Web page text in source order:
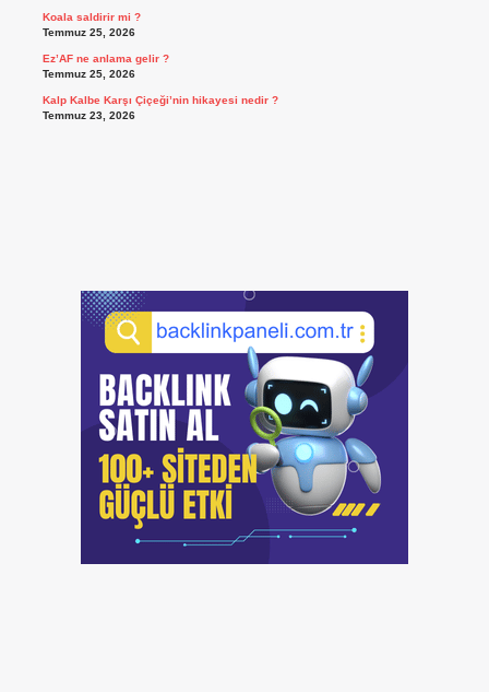
Koala saldirir mi ?
Temmuz 25, 2026
Ez’AF ne anlama gelir ?
Temmuz 25, 2026
Kalp Kalbe Karşı Çiçeği’nin hikayesi nedir ?
Temmuz 23, 2026